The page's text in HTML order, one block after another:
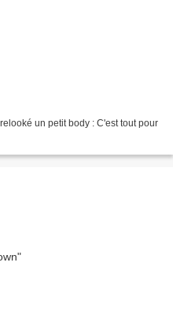
un petit body : C'est tout pour